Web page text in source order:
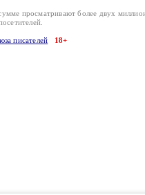
просматривают более двух
писателей 18+